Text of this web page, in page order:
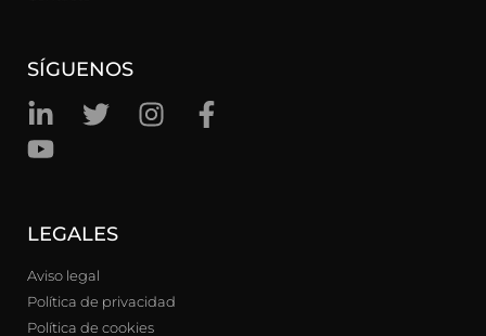
SÍGUENOS
LEGALES
Aviso legal
Política de privacidad
Política de cookies